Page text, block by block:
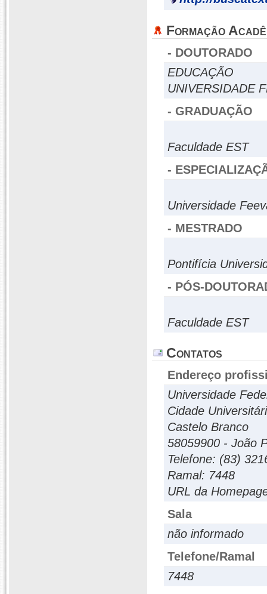
Formação
- DOUTORADO
EDUCAÇÃO
UNIVERSIDADE
- GRADUAÇÃO
Faculdade EST
-
Universidade
- MESTRADO
Pontifícia
- PÓS-
Faculdade EST
Contatos
Endereço
Universidade
Cidade
Castelo Branco
58059900 - João
Telefone: (83)
Ramal: 7448
URL da
Sala
não informado
Telefone/Ramal
7448